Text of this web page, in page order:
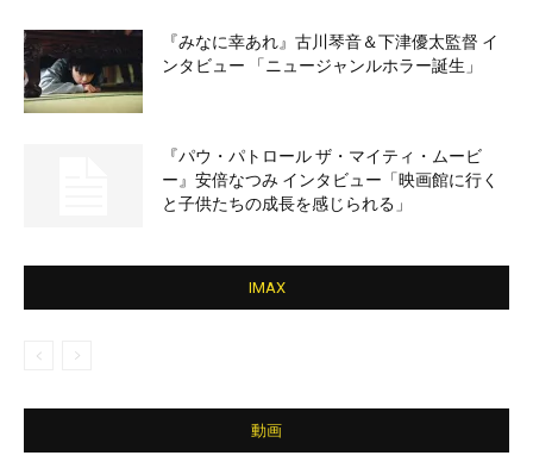
『みなに幸あれ』古川琴音＆下津優太監督 イ
ンタビュー 「ニュージャンルホラー誕生」
『パウ・パトロール ザ・マイティ・ムービ
ー』安倍なつみ インタビュー「映画館に行く
と子供たちの成長を感じられる」
IMAX
動画